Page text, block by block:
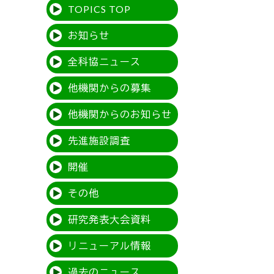
TOPICS TOP
お知らせ
全科協ニュース
他機関からの募集
他機関からのお知らせ
先進施設調査
開催
その他
研究発表大会資料
リニューアル情報
過去のニュース